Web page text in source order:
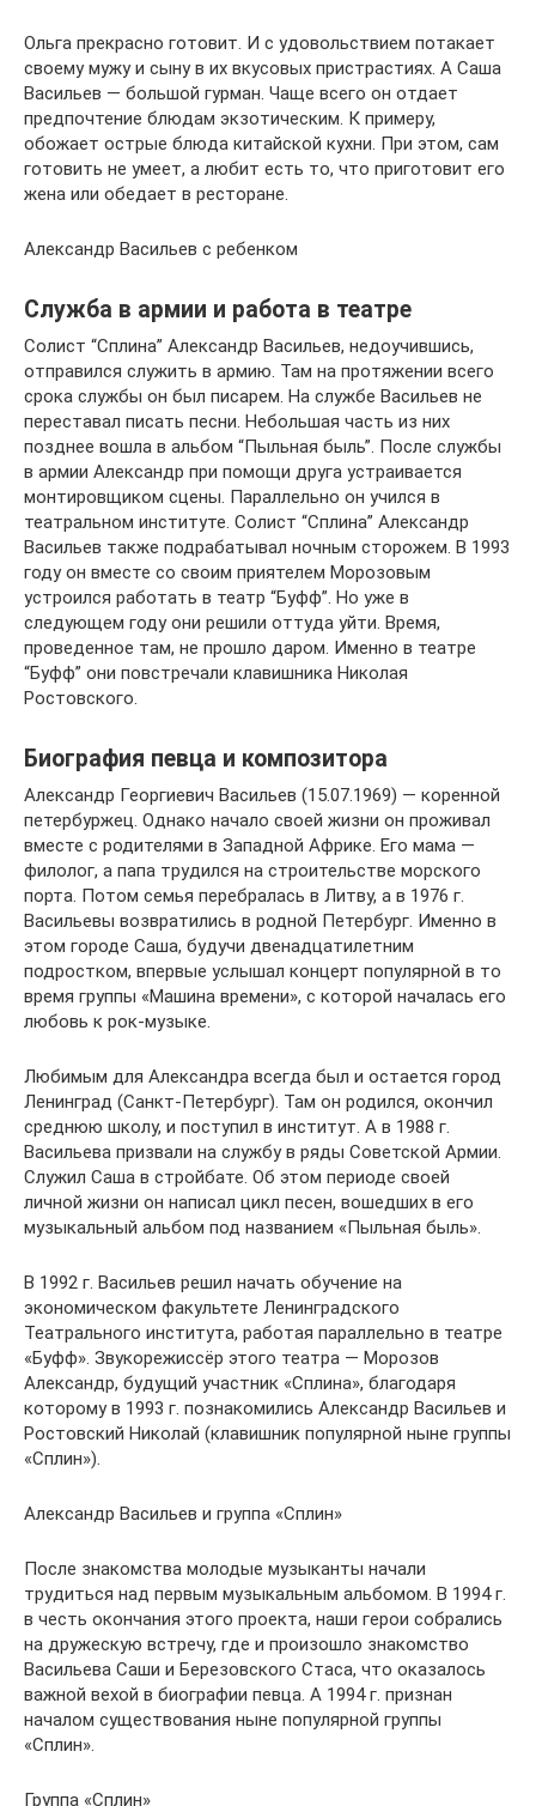
Ольга прекрасно готовит. И с удовольствием потакает
своему мужу и сыну в их вкусовых пристрастиях. А Саша
Васильев — большой гурман. Чаще всего он отдает
предпочтение блюдам экзотическим. К примеру,
обожает острые блюда китайской кухни. При этом, сам
готовить не умеет, а любит есть то, что приготовит его
жена или обедает в ресторане.
Александр Васильев с ребенком
Служба в армии и работа в театре
Солист “Сплина” Александр Васильев, недоучившись,
отправился служить в армию. Там на протяжении всего
срока службы он был писарем. На службе Васильев не
переставал писать песни. Небольшая часть из них
позднее вошла в альбом “Пыльная быль”. После службы
в армии Александр при помощи друга устраивается
монтировщиком сцены. Параллельно он учился в
театральном институте. Солист “Сплина” Александр
Васильев также подрабатывал ночным сторожем. В 1993
году он вместе со своим приятелем Морозовым
устроился работать в театр “Буфф”. Но уже в
следующем году они решили оттуда уйти. Время,
проведенное там, не прошло даром. Именно в театре
“Буфф” они повстречали клавишника Николая
Ростовского.
Биография певца и композитора
Александр Георгиевич Васильев (15.07.1969) — коренной
петербуржец. Однако начало своей жизни он проживал
вместе с родителями в Западной Африке. Его мама —
филолог, а папа трудился на строительстве морского
порта. Потом семья перебралась в Литву, а в 1976 г.
Васильевы возвратились в родной Петербург. Именно в
этом городе Саша, будучи двенадцатилетним
подростком, впервые услышал концерт популярной в то
время группы «Машина времени», с которой началась его
любовь к рок-музыке.
Любимым для Александра всегда был и остается город
Ленинград (Санкт-Петербург). Там он родился, окончил
среднюю школу, и поступил в институт. А в 1988 г.
Васильева призвали на службу в ряды Советской Армии.
Служил Саша в стройбате. Об этом периоде своей
личной жизни он написал цикл песен, вошедших в его
музыкальный альбом под названием «Пыльная быль».
В 1992 г. Васильев решил начать обучение на
экономическом факультете Ленинградского
Театрального института, работая параллельно в театре
«Буфф». Звукорежиссёр этого театра — Морозов
Александр, будущий участник «Сплина», благодаря
которому в 1993 г. познакомились Александр Васильев и
Ростовский Николай (клавишник популярной ныне группы
«Сплин»).
Александр Васильев и группа «Сплин»
После знакомства молодые музыканты начали
трудиться над первым музыкальным альбомом. В 1994 г.
в честь окончания этого проекта, наши герои собрались
на дружескую встречу, где и произошло знакомство
Васильева Саши и Березовского Стаса, что оказалось
важной вехой в биографии певца. А 1994 г. признан
началом существования ныне популярной группы
«Сплин».
Группа «Сплин»